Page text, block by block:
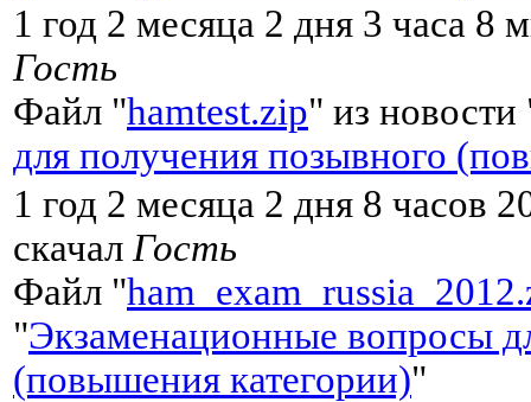
1 год 2 месяца 2 дня 3 часа 8
Гость
Файл "hamtest.zip" из новости
для получения позывного
1 год 2 месяца 2 дня 8 часов
скачал Гость
Файл "
"Экзаменационные вопросы
(повышения категории)"